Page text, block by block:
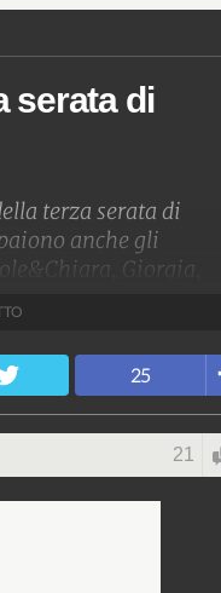
serata di
terza serata di
anche gli
Giorgia,
foto
25
21